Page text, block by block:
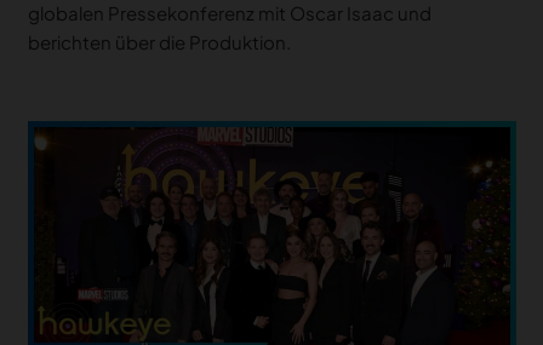
globalen Pressekonferenz mit Oscar Isaac und
berichten über die Produktion.